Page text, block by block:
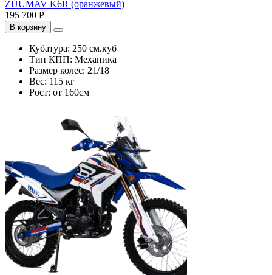
ZUUMAV K6R (оранжевый)
195 700 Р
В корзину
Кубатура: 250 см.куб
Тип КПП: Механика
Размер колес: 21/18
Вес: 115 кг
Рост: от 160см